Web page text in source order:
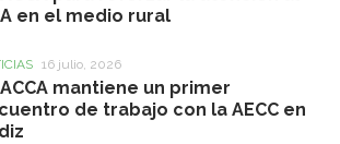
en el medio rural
16 julio, 2026
mantiene un primer
de trabajo con la AECC en